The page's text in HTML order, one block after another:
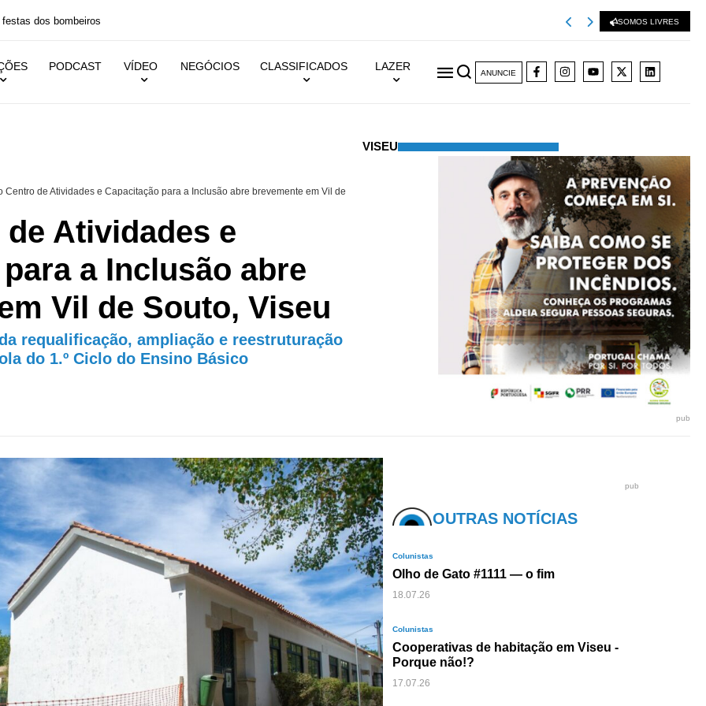
dos bombeiros Viseu 2001
SOMOS LIVRES
PODCAST VÍDEO NEGÓCIOS CLASSIFICADOS LAZER
ANUNCIE
Centro de Atividades e Capacitação para a Inclusão abre brevemente em Vil de
Atividades e
a Inclusão abre
Vil de Souto, Viseu
requalificação, ampliação e reestruturação
do 1.º Ciclo do Ensino Básico
VISEU
pub
pub
OUTRAS NOTÍCIAS
Colunistas
Olho de Gato #1111 — o fim
18.07.26
Colunistas
Cooperativas de habitação em Viseu -
Porque não!?
17.07.26